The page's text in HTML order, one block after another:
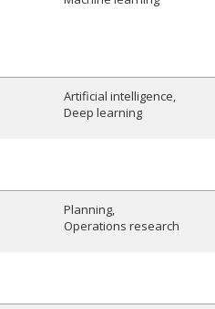
Artificial intelligence
Deep learning
Planning
Operations research